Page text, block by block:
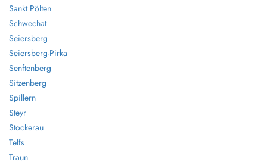
Sankt Pölten
Schwechat
Seiersberg
Seiersberg-Pirka
Senftenberg
Sitzenberg
Spillern
Steyr
Stockerau
Telfs
Traun